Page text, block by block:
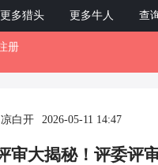
更多猎头 更多牛人 查
册
凉白开 2026-05-11 14:47
审大揭秘！评委评